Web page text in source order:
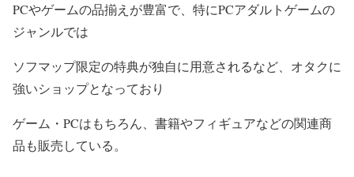
PCやゲームの品揃えが豊富で、特にPCアダルトゲームの
ジャンルでは
ソフマップ限定の特典が独自に用意されるなど、オタクに
強いショップとなっており
ゲーム・PCはもちろん、書籍やフィギュアなどの関連商
品も販売している。